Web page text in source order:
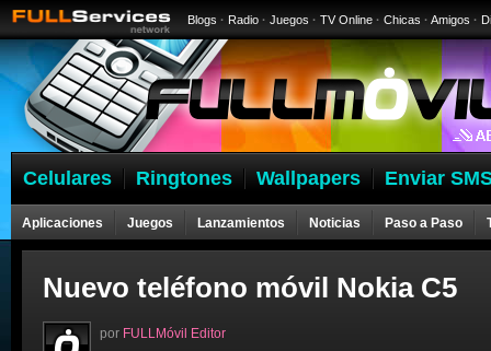
Blogs · Radio · Juegos · TV Online · Chicas · Amigos ·
Celulares Ringtones Wallpapers Enviar
Aplicaciones Juegos Lanzamientos Noticias Paso a Paso
Nuevo teléfono móvil Nokia C5
por FULLMóvil Editor